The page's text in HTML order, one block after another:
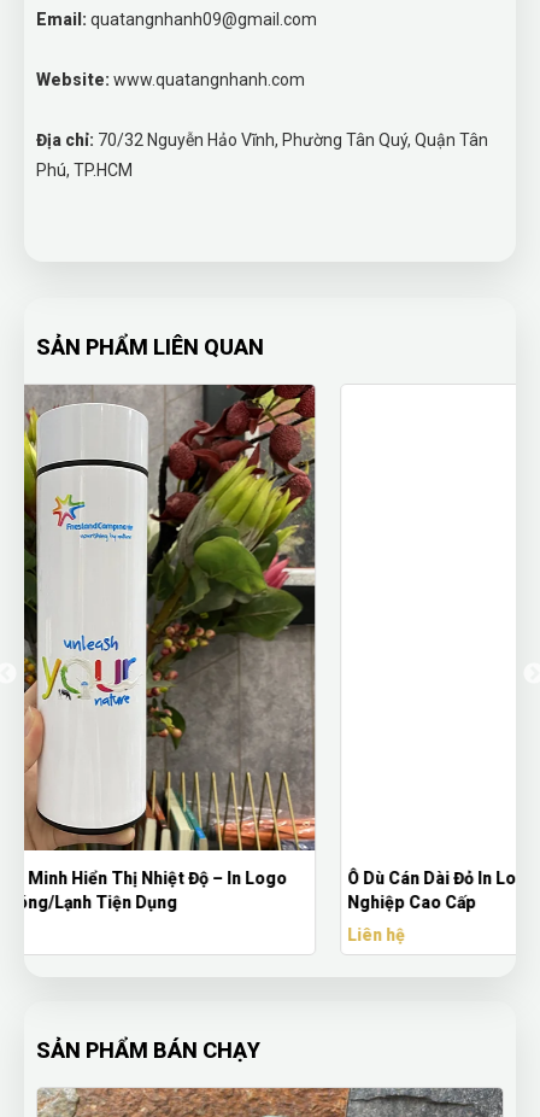
Email: quatangnhanh09@gmail.com
Website: www.quatangnhanh.com
Địa chỉ: 70/32 Nguyễn Hảo Vĩnh, Phường Tân Quý, Quận Tân
Phú, TP.HCM
SẢN PHẨM LIÊN QUAN
Ô Dù Cán Dài Đỏ In Logo – Quà Tặng Quảng Cáo Doanh
Nghiệp Cao Cấp
SẢN PHẨM BÁN CHẠY